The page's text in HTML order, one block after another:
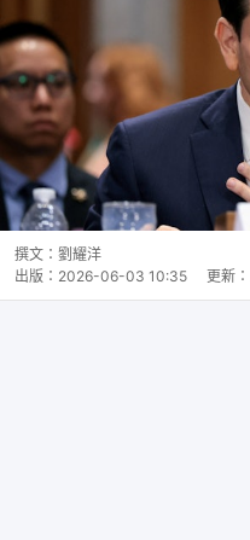
撰文： 劉耀洋
出版： 2026-06-03 10:35 更新：